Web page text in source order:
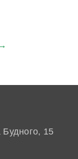
15